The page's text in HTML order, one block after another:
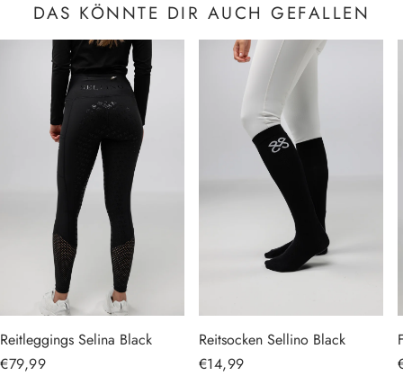
DAS KÖNNTE DIR AUCH GEFALLEN
Reitleggings Selina Black
Normaler
€79,99
Reitsocken Sellino Black
Normaler
€14,99